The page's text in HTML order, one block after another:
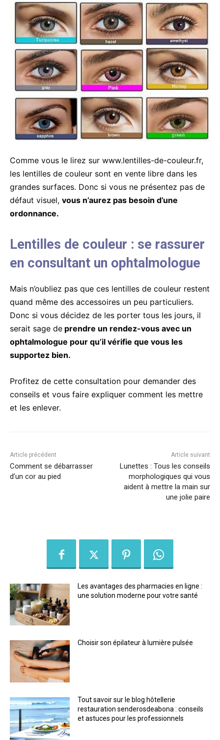
Comme vous le lirez sur www.lentilles-de-couleur.fr,
les lentilles de couleur sont en vente libre dans les
grandes surfaces. Donc si vous ne présentez pas de
défaut visuel, vous n’aurez pas besoin d’une
ordonnance.
Lentilles de couleur : se rassurer
en consultant un ophtalmologue
Mais n’oubliez pas que ces lentilles de couleur restent
quand même des accessoires un peu particuliers.
Donc si vous décidez de les porter tous les jours, il
serait sage de prendre un rendez-vous avec un
ophtalmologue pour qu’il vérifie que vous les
supportez bien.
Profitez de cette consultation pour demander des
conseils et vous faire expliquer comment les mettre
et les enlever.
Article précédent
Comment se débarrasser
d’un cor au pied
Article suivant
Lunettes : Tous les conseils
morphologiques qui vous
aident à mettre la main sur
une jolie paire
Les avantages des pharmacies en ligne :
une solution moderne pour votre santé
Choisir son épilateur à lumière pulsée
Tout savoir sur le blog hôtellerie
restauration senderosdeabona : conseils
et astuces pour les professionnels